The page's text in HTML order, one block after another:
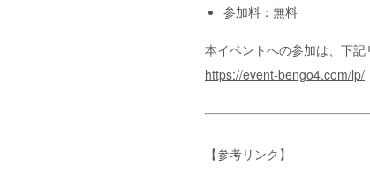
参加料：無料
本イベントへの参加は、下記
https://event-bengo4.com/lp/
【参考リンク】